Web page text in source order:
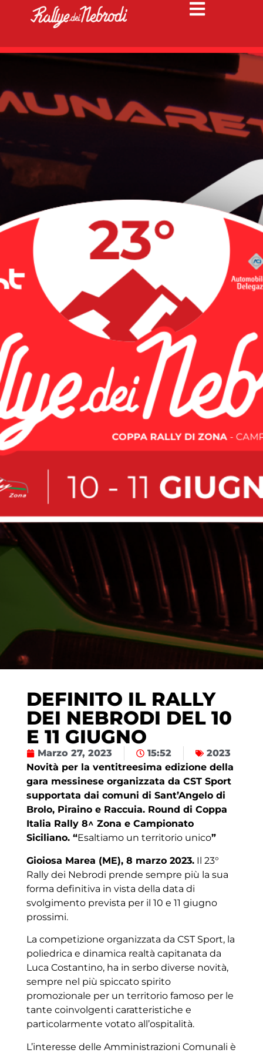
DEFINITO IL RALLY
DEI NEBRODI DEL 10
E 11 GIUGNO
Marzo 27, 2023 15:52
2023
Novità per la ventitreesima edizione della
gara messinese organizzata da CST Sport
supportata dai comuni di Sant’Angelo di
Brolo, Piraino e Raccuia. Round di Coppa
Italia Rally 8^ Zona e Campionato
Siciliano. “Esaltiamo un territorio unico”
Gioiosa Marea (ME), 8 marzo 2023.Il 23°
Rally dei Nebrodi prende sempre più la sua
forma definitiva in vista della data di
svolgimento prevista per il 10 e 11 giugno
prossimi.
La competizione organizzata da CST Sport, la
poliedrica e dinamica realtà capitanata da
Luca Costantino, ha in serbo diverse novità,
sempre nel più spiccato spirito
promozionale per un territorio famoso per le
tante coinvolgenti caratteristiche e
particolarmente votato all’ospitalità.
L’interesse delle Amministrazioni Comunali è